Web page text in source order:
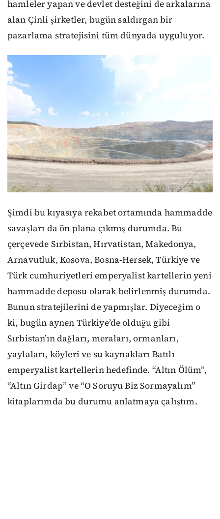
hamleler yapan ve devlet desteğini de arkalarına
alan Çinli şirketler, bugün saldırgan bir
pazarlama stratejisini tüm dünyada uyguluyor.
Şimdi bu kıyasıya rekabet ortamında hammadde
savaşları da ön plana çıkmış durumda. Bu
çerçevede Sırbistan, Hırvatistan, Makedonya,
Arnavutluk, Kosova, Bosna-Hersek, Türkiye ve
Türk cumhuriyetleri emperyalist kartellerin yeni
hammadde deposu olarak belirlenmiş durumda.
Bunun stratejilerini de yapmışlar. Diyeceğim o
ki, bugün aynen Türkiye’de olduğu gibi
Sırbistan’ın dağları, meraları, ormanları,
yaylaları, köyleri ve su kaynakları Batılı
emperyalist kartellerin hedefinde. “Altın Ölüm”,
“Altın Girdap” ve “O Soruyu Biz Sormayalım”
kitaplarımda bu durumu anlatmaya çalıştım.